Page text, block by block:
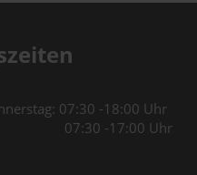
07:30 -18:00 Uhr
-17:00 Uhr